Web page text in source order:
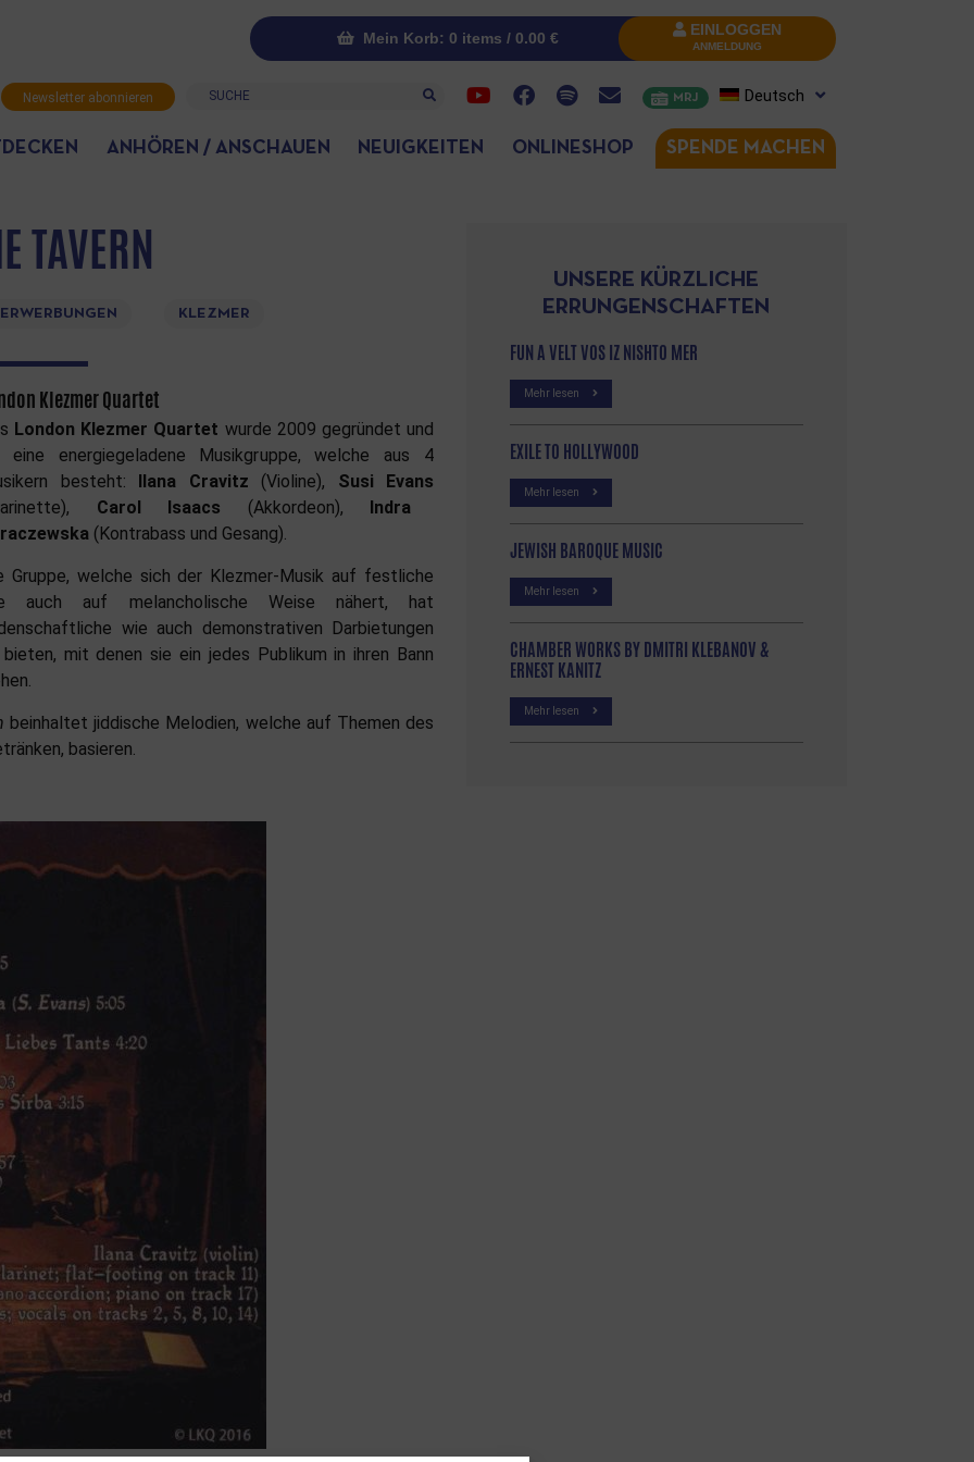
Mein Korb: 0 items / 0.00 € EINLOGGEN
ANMELDUNG
Newsletter abonnieren Suche MRJ Deutsch
ANHÖREN / ANSCHAUEN NEUIGKEITEN ONLINESHOP SPENDE MACHEN
TAVERN
KLEZMER
Klezmer Quartet
London Klezmer Quartet wurde 2009 gegründet und
eine energiegeladene Musikgruppe, welche aus 4
besteht:
Ilana Cravitz (Violine), Susi Evans
Carol Isaacs (Akkordeon),
Indra
(Kontrabass und Gesang).
Gruppe, welche sich der Klezmer-Musik auf festliche
auch auf melancholische Weise nähert, hat
wie auch demonstrativen Darbietungen
mit denen sie ein jedes Publikum in ihren Bann
beinhaltet jiddische Melodien, welche auf Themen des
basieren.
UNSERE KÜRZLICHE
ERRUNGENSCHAFTEN
FUN A VELT VOS IZ NISHTO MER
Mehr lesen
EXILE TO HOLLYWOOD
Mehr lesen
JEWISH BAROQUE MUSIC
Mehr lesen
CHAMBER WORKS BY DMITRI KLEBANOV &
ERNEST KANITZ
Mehr lesen